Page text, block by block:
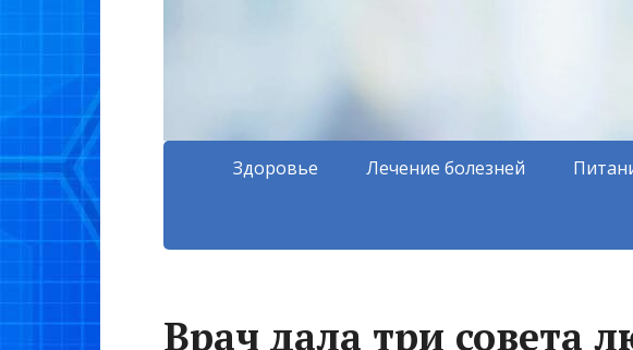
Здоровье Лечение болезней
Врач дала три совета